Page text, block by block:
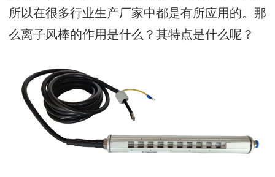
所以在很多行业生产厂家中都是有所应用的。那
么离子风棒的作用是什么？其特点是什么呢？